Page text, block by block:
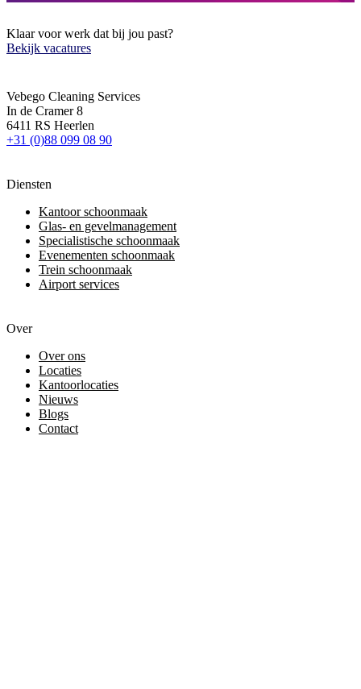
Klaar voor werk dat bij jou past?
Bekijk vacatures
Vebego Cleaning Services
In de Cramer 8
6411 RS Heerlen
+31 (0)88 099 08 90
Diensten
Kantoor schoonmaak
Glas- en gevelmanagement
Specialistische schoonmaak
Evenementen schoonmaak
Trein schoonmaak
Airport services
Over
Over ons
Locaties
Kantoorlocaties
Nieuws
Blogs
Contact